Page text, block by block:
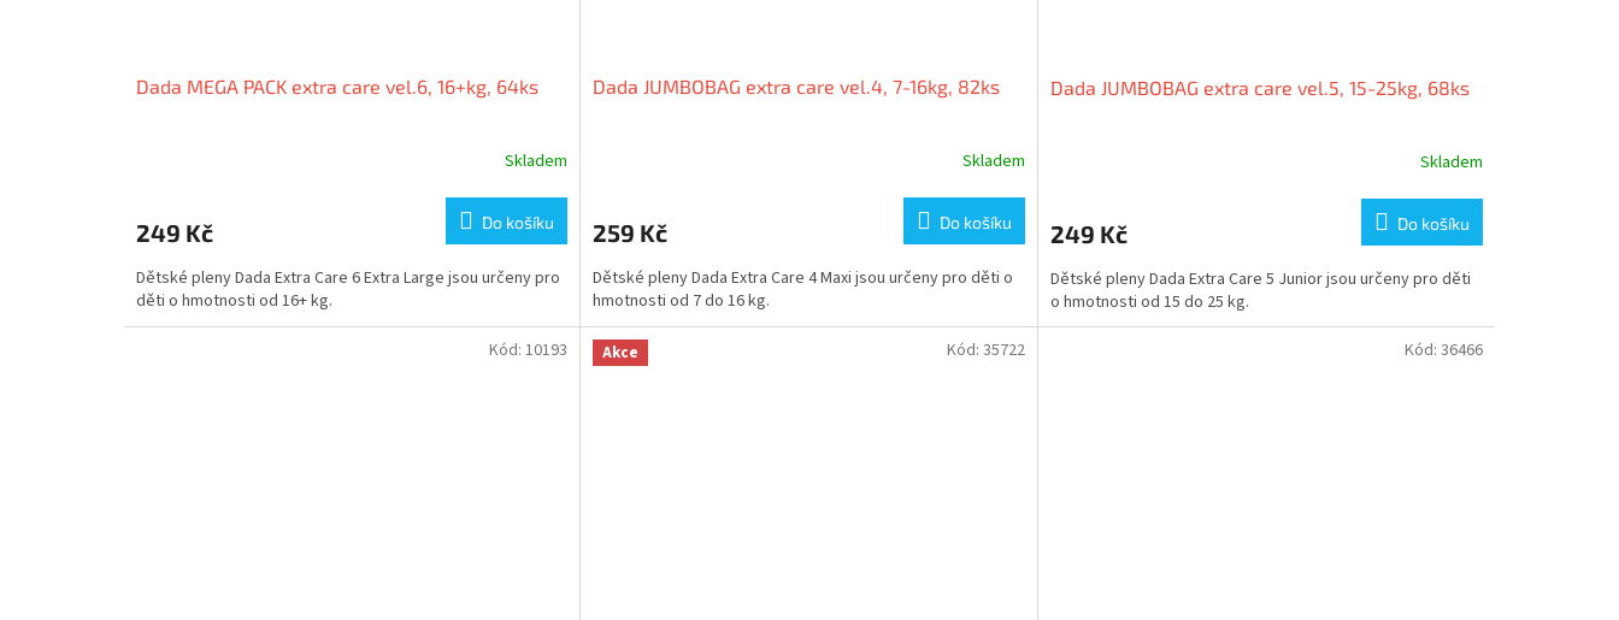
Dada MEGA PACK extra care vel.6, 16+kg, 64ks
Skladem
249 Kč Do košíku
Dětské pleny Dada Extra Care 6 Extra Large jsou určeny pro
děti o hmotnosti od 16+ kg.
Dada JUMBOBAG extra care vel.4, 7-16kg, 82ks
Skladem
259 Kč Do košíku
Dětské pleny Dada Extra Care 4 Maxi jsou určeny pro děti o
hmotnosti od 7 do 16 kg.
Dada JUMBOBAG extra care vel.5, 15-25kg, 68ks
Skladem
249 Kč Do košíku
Dětské pleny Dada Extra Care 5 Junior jsou určeny pro děti
o hmotnosti od 15 do 25 kg.
Kód:10193 Akce Kód: 35722 Kód: 36466